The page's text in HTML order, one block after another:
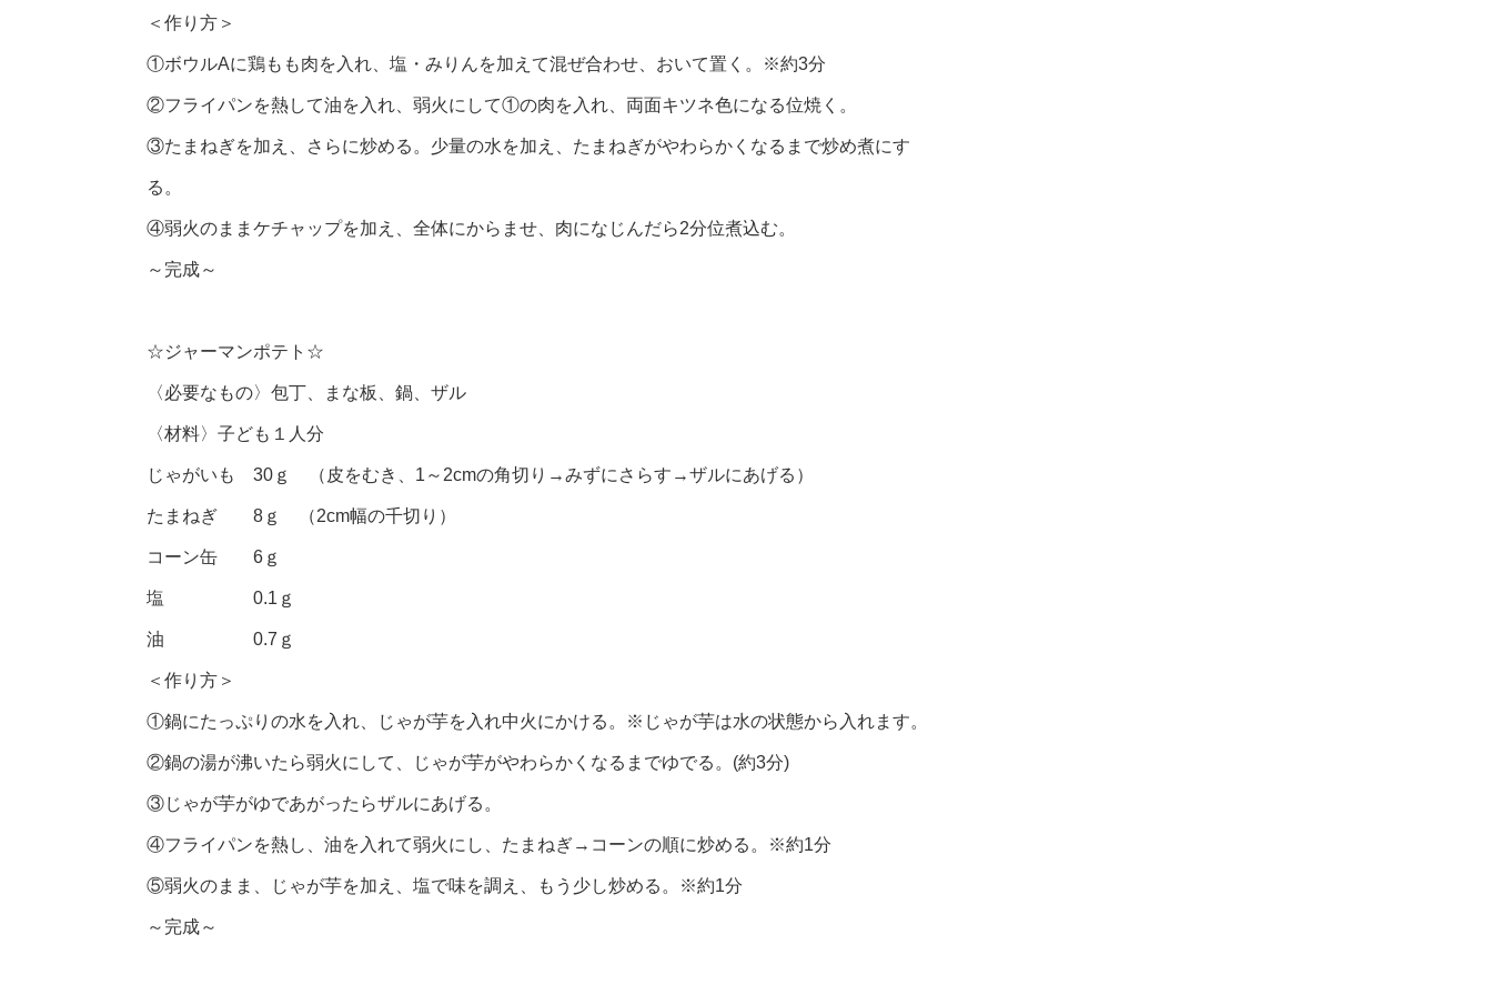
＜作り方＞
①ボウルAに鶏もも肉を入れ、塩・みりんを加えて混ぜ合わせ、おいて置く。※約3分
②フライパンを熱して油を入れ、弱火にして①の肉を入れ、両面キツネ色になる位焼く。
③たまねぎを加え、さらに炒める。少量の水を加え、たまねぎがやわらかくなるまで炒め煮にす
る。
④弱火のままケチャップを加え、全体にからませ、肉になじんだら2分位煮込む。
～完成～
☆ジャーマンポテト☆
〈必要なもの〉包丁、まな板、鍋、ザル
〈材料〉子ども１人分
じゃがいも 30ｇ （皮をむき、1～2cmの角切り→みずにさらす→ザルにあげる）
たまねぎ 8ｇ （2cm幅の千切り）
コーン缶 6ｇ
塩 0.1ｇ
油 0.7ｇ
＜作り方＞
①鍋にたっぷりの水を入れ、じゃが芋を入れ中火にかける。※じゃが芋は水の状態から入れます。
②鍋の湯が沸いたら弱火にして、じゃが芋がやわらかくなるまでゆでる。(約3分)
③じゃが芋がゆであがったらザルにあげる。
④フライパンを熱し、油を入れて弱火にし、たまねぎ→コーンの順に炒める。※約1分
⑤弱火のまま、じゃが芋を加え、塩で味を調え、もう少し炒める。※約1分
～完成～